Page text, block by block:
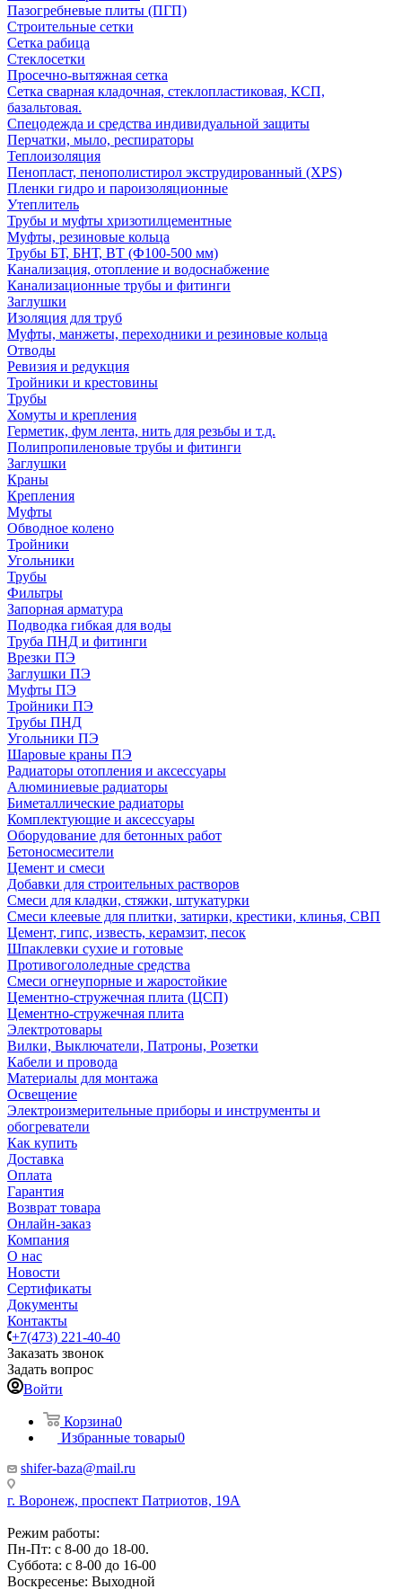
Пазогребневые плиты (ПГП)
Строительные сетки
Сетка рабица
Стеклосетки
Просечно-вытяжная сетка
Сетка сварная кладочная, стеклопластиковая, КСП,
базальтовая.
Спецодежда и средства индивидуальной защиты
Перчатки, мыло, респираторы
Теплоизоляция
Пенопласт, пенополистирол экструдированный (XPS)
Пленки гидро и пароизоляционные
Утеплитель
Трубы и муфты хризотилцементные
Муфты, резиновые кольца
Трубы БТ, БНТ, ВТ (Ф100-500 мм)
Канализация, отопление и водоснабжение
Канализационные трубы и фитинги
Заглушки
Изоляция для труб
Муфты, манжеты, переходники и резиновые кольца
Отводы
Ревизия и редукция
Тройники и крестовины
Трубы
Хомуты и крепления
Герметик, фум лента, нить для резьбы и т.д.
Полипропиленовые трубы и фитинги
Заглушки
Краны
Крепления
Муфты
Обводное колено
Тройники
Угольники
Трубы
Фильтры
Запорная арматура
Подводка гибкая для воды
Труба ПНД и фитинги
Врезки ПЭ
Заглушки ПЭ
Муфты ПЭ
Тройники ПЭ
Трубы ПНД
Угольники ПЭ
Шаровые краны ПЭ
Радиаторы отопления и аксессуары
Алюминиевые радиаторы
Биметаллические радиаторы
Комплектующие и аксессуары
Оборудование для бетонных работ
Бетоносмесители
Цемент и смеси
Добавки для строительных растворов
Смеси для кладки, стяжки, штукатурки
Смеси клеевые для плитки, затирки, крестики, клинья, СВП
Цемент, гипс, известь, керамзит, песок
Шпаклевки сухие и готовые
Противогололедные средства
Смеси огнеупорные и жаростойкие
Цементно-стружечная плита (ЦСП)
Цементно-стружечная плита
Электротовары
Вилки, Выключатели, Патроны, Розетки
Кабели и провода
Материалы для монтажа
Освещение
Электроизмерительные приборы и инструменты и
обогреватели
Как купить
Доставка
Оплата
Гарантия
Возврат товара
Онлайн-заказ
Компания
О нас
Новости
Сертификаты
Документы
Контакты
+7(473) 221-40-40
Заказать звонок
Задать вопрос
Войти
Корзина0
Избранные товары0
shifer-baza@mail.ru
г. Воронеж, проспект Патриотов, 19А
Режим работы:
Пн-Пт: с 8-00 до 18-00.
Суббота: с 8-00 до 16-00
Воскресенье: Выходной